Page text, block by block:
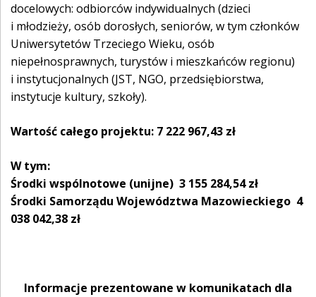
docelowych: odbiorców indywidualnych (dzieci
i młodzieży, osób dorosłych, seniorów, w tym członków
Uniwersytetów Trzeciego Wieku, osób
niepełnosprawnych, turystów i mieszkańców regionu)
i instytucjonalnych (JST, NGO, przedsiębiorstwa,
instytucje kultury, szkoły).
Wartość całego projektu: 7 222 967,43 zł
W tym:
Środki wspólnotowe (unijne) 3 155 284,54 zł
Środki Samorządu Województwa Mazowieckiego 4
038 042,38 zł
Informacje prezentowane w komunikatach dla